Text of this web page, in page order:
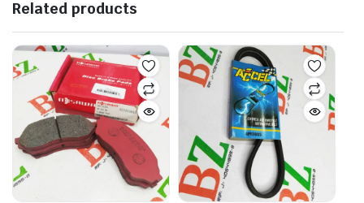
Related products